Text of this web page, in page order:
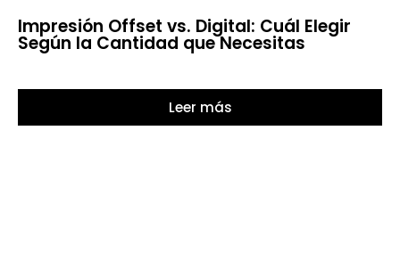
Impresión Offset vs. Digital: Cuál Elegir
Según la Cantidad que Necesitas
Leer más